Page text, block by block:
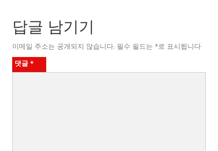
답글 남기기
이메일 주소는 공개되지 않습니다. 필수 필드는 *로 표시됩니다
댓글*